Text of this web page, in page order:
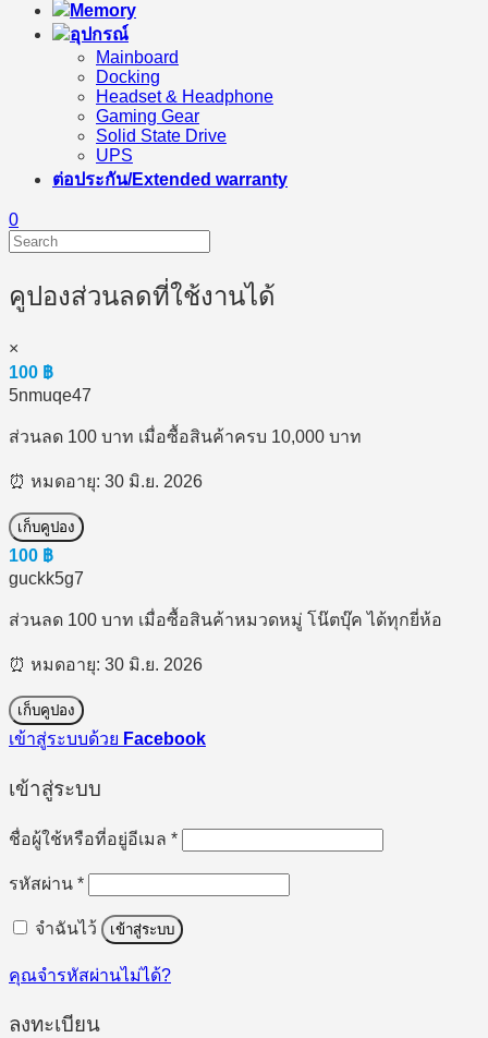
Memory
อุปกรณ์
Mainboard
Docking
Headset & Headphone
Gaming Gear
Solid State Drive
UPS
ต่อประกัน/Extended warranty
0
คูปองส่วนลดที่ใช้งานได้
×
100 ฿
5nmuqe47
ส่วนลด 100 บาท เมื่อซื้อสินค้าครบ 10,000 บาท
⏰ หมดอายุ: 30 มิ.ย. 2026
เก็บคูปอง
100 ฿
guckk5g7
ส่วนลด 100 บาท เมื่อซื้อสินค้าหมวดหมู่ โน๊ตบุ๊ค ได้ทุกยี่ห้อ
⏰ หมดอายุ: 30 มิ.ย. 2026
เก็บคูปอง
เข้าสู่ระบบด้วย Facebook
เข้าสู่ระบบ
ชื่อผู้ใช้หรือที่อยู่อีเมล *ต้องการ
รหัสผ่าน *ต้องการ
จำฉันไว้ เข้าสู่ระบบ
คุณจำรหัสผ่านไม่ได้?
ลงทะเบียน